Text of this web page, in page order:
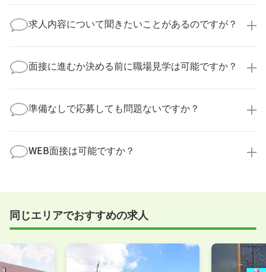
業様に個人情報が送られることはありません！
より詳細な求人情報をご確認いただいた上で、転職希
求人内容について聞きたいことがあるのですが？
してお答えいたします。
勤務体制や職場の雰囲気、研修制度など、どんな小さ
す！
面接に進むか決める前に職場見学は可能ですか？
積極的に受け入れています。実際の職場環境や働く人
の様子を見ることで、より安心してご判断いただけま
ださい！
準備なしで応募しても問題ないですか？
まで、一からサポートいたします。「転職を考え始め
たばかり」「何から始めればいいか分からない」とい
WEB面接は可能ですか？
すめしていますが、企業様によってはWEB面接を導入
事前に確認することは可能ですので、お気軽にお申し
付けください！
同じエリアでおすすめの求人